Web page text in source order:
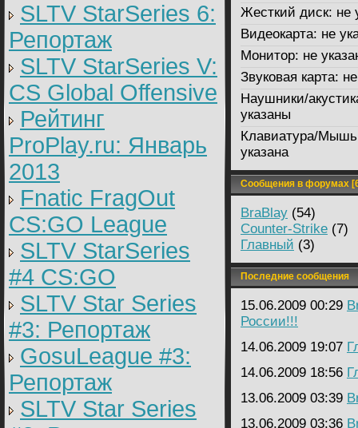
SLTV StarSeries 6:
Репортаж
SLTV StarSeries V:
CS Global Offensive
Рейтинг
ProPlay.ru: Январь
2013
Fnatic FragOut
CS:GO League
SLTV StarSeries
#4 CS:GO
SLTV Star Series
#3: Репортаж
GosuLeague #3:
Репортаж
SLTV Star Series
Жесткий диск: не
Видеокарта: не
Монитор: не
Звуковая карта:
Наушники/
указаны
Клавиатура/
указана
Сообщения в форумах
BraBlay (54)
Counter-Strike (7)
Главный (3)
Последние сообщения
15.06.2009 00:29
России!!!
14.06.2009 19:07
14.06.2009 18:56
13.06.2009 03:39
13.06.2009 03:36